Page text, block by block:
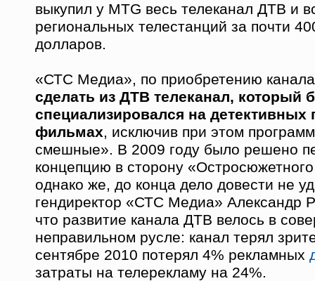
выкупил у MTG весь телеканал ДТВ и
региональных телестанций за почти
долларов.
«СТС Медиа», по приобретению
сделать из ДТВ телеканал, который
специализировался на детективных
фильмах, исключив при этом
смешные». В 2009 году было решено
концепцию в сторону
однако же, до конца дело довести не
гендиректор «СТС Медиа» Александр
что развитие канала ДТВ велось в
неправильном русле: канал терял
сентябре 2010 потерял 4% рекламных
затраты на телерекламу на 24%.